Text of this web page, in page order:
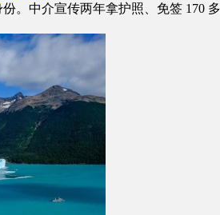
。中介宣传两年拿护照、免签 170